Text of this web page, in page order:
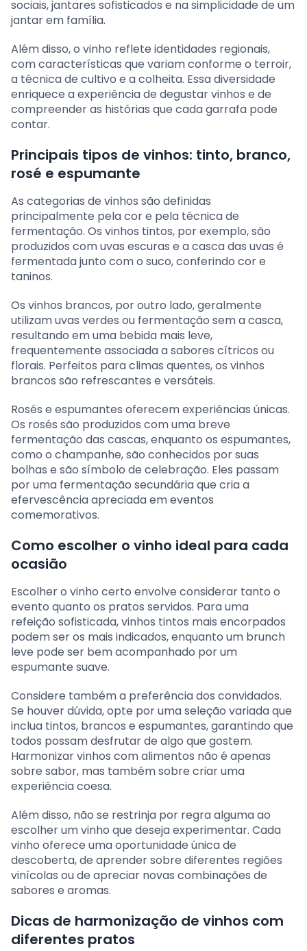
sociais, jantares sofisticados e na simplicidade de um
jantar em família.
Além disso, o vinho reflete identidades regionais,
com características que variam conforme o terroir,
a técnica de cultivo e a colheita. Essa diversidade
enriquece a experiência de degustar vinhos e de
compreender as histórias que cada garrafa pode
contar.
Principais tipos de vinhos: tinto, branco,
rosé e espumante
As categorias de vinhos são definidas
principalmente pela cor e pela técnica de
fermentação. Os vinhos tintos, por exemplo, são
produzidos com uvas escuras e a casca das uvas é
fermentada junto com o suco, conferindo cor e
taninos.
Os vinhos brancos, por outro lado, geralmente
utilizam uvas verdes ou fermentação sem a casca,
resultando em uma bebida mais leve,
frequentemente associada a sabores cítricos ou
florais. Perfeitos para climas quentes, os vinhos
brancos são refrescantes e versáteis.
Rosés e espumantes oferecem experiências únicas.
Os rosés são produzidos com uma breve
fermentação das cascas, enquanto os espumantes,
como o champanhe, são conhecidos por suas
bolhas e são símbolo de celebração. Eles passam
por uma fermentação secundária que cria a
efervescência apreciada em eventos
comemorativos.
Como escolher o vinho ideal para cada
ocasião
Escolher o vinho certo envolve considerar tanto o
evento quanto os pratos servidos. Para uma
refeição sofisticada, vinhos tintos mais encorpados
podem ser os mais indicados, enquanto um brunch
leve pode ser bem acompanhado por um
espumante suave.
Considere também a preferência dos convidados.
Se houver dúvida, opte por uma seleção variada que
inclua tintos, brancos e espumantes, garantindo que
todos possam desfrutar de algo que gostem.
Harmonizar vinhos com alimentos não é apenas
sobre sabor, mas também sobre criar uma
experiência coesa.
Além disso, não se restrinja por regra alguma ao
escolher um vinho que deseja experimentar. Cada
vinho oferece uma oportunidade única de
descoberta, de aprender sobre diferentes regiões
vinícolas ou de apreciar novas combinações de
sabores e aromas.
Dicas de harmonização de vinhos com
diferentes pratos